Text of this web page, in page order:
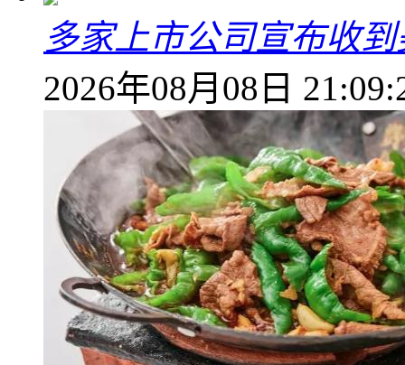
多家上市公司宣布收
2026年08月08日